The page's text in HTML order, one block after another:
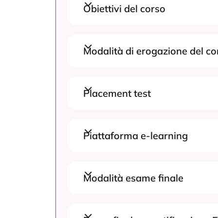
Obiettivi del corso
Modalità di erogazione del
Placement test
Piattaforma e-learning
Modalità esame finale